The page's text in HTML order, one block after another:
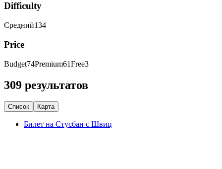
Difficulty
Средний134
Price
Budget74Premium61Free3
309 результатов
Список Карта
Билет на Стусбан с Швиц